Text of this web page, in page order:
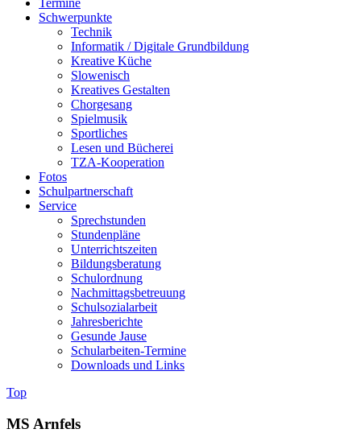
Termine
Schwerpunkte
Technik
Informatik / Digitale Grundbildung
Kreative Küche
Slowenisch
Kreatives Gestalten
Chorgesang
Spielmusik
Sportliches
Lesen und Bücherei
TZA-Kooperation
Fotos
Schulpartnerschaft
Service
Sprechstunden
Stundenpläne
Unterrichtszeiten
Bildungsberatung
Schulordnung
Nachmittagsbetreuung
Schulsozialarbeit
Jahresberichte
Gesunde Jause
Schularbeiten-Termine
Downloads und Links
Top
MS Arnfels